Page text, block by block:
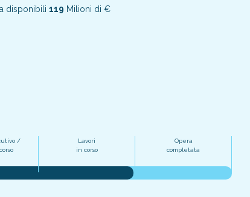
disponibili119 Milioni di €
/
Lavori
in corso
Opera
completata